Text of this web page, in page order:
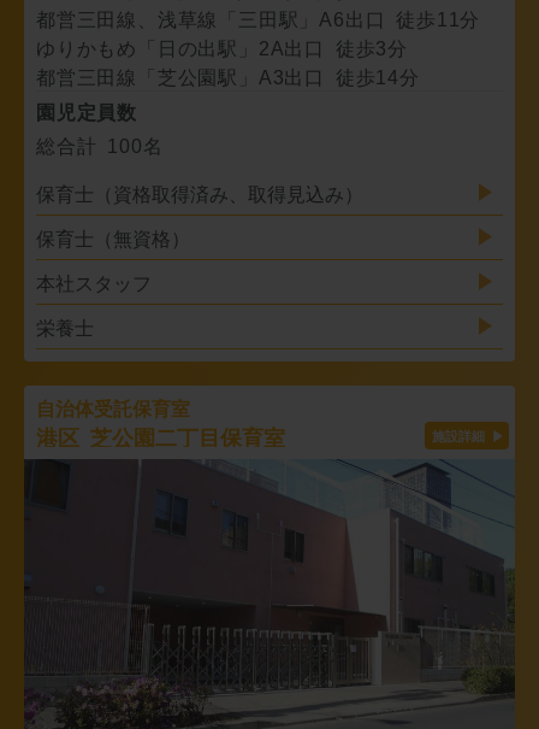
都営三田線、浅草線「三田駅」A6出口 徒歩11分
ゆりかもめ「日の出駅」2A出口 徒歩3分
都営三田線「芝公園駅」A3出口 徒歩14分
園児定員数
総合計 100名
保育士（資格取得済み、取得見込み）
保育士（無資格）
本社スタッフ
栄養士
自治体受託保育室
港区 芝公園二丁目保育室